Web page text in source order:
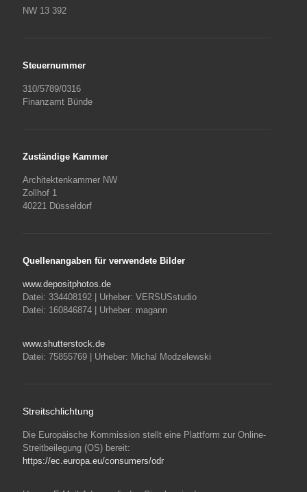
NW 13 392
Steuernummer
310/5789/0316
Finanzamt Bünde
Zuständige Kammer
Architektenkammer NW
Zollhof 1
40221 Düsseldorf
Quellenangaben für verwendete Bilder
www.depositphotos.de
Datei: 334408192 | Urheber: VERSUSstudio
Datei: 160846874 | Urheber: magann
www.shutterstock.de
Datei: 75855769 | Urheber: Michal Modzelewski
Streitschlichtung
Die Europäische Kommission stellt eine Plattform zur Online-
Streitbeilegung (OS) bereit:
https://ec.europa.eu/consumers/odr